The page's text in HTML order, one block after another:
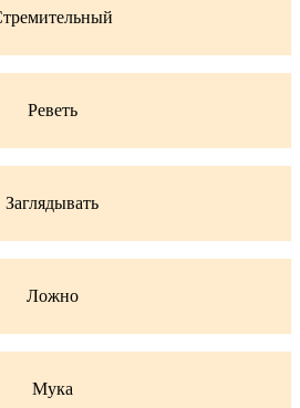
Реветь
Заглядывать
Ложно
Мука